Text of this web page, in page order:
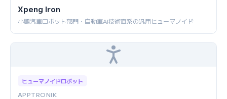
Xpeng Iron
小鵬汽車ロボット部門・自動車AI技術直系の汎用ヒューマノイド
ヒューマノイドロボット
APPTRONIK